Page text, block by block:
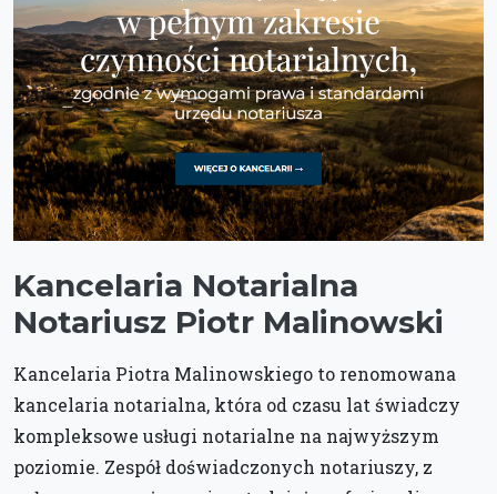
Kancelaria Notarialna
Notariusz Piotr Malinowski
Kancelaria Piotra Malinowskiego to renomowana
kancelaria notarialna, która od czasu lat świadczy
kompleksowe usługi notarialne na najwyższym
poziomie. Zespół doświadczonych notariuszy, z